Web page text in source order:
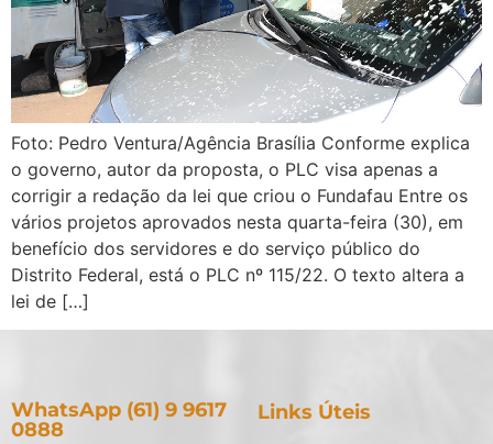
Foto: Pedro Ventura/Agência Brasília Conforme explica
o governo, autor da proposta, o PLC visa apenas a
corrigir a redação da lei que criou o Fundafau Entre os
vários projetos aprovados nesta quarta-feira (30), em
benefício dos servidores e do serviço público do
Distrito Federal, está o PLC nº 115/22. O texto altera a
lei de […]
WhatsApp (61) 9 9617
0888
Links Úteis